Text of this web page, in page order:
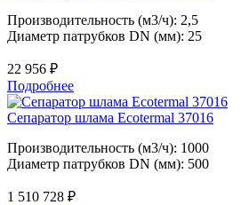
Производительность (м3/ч): 2,5
Диаметр патрубков DN (мм): 25
22 956 ₽
Подробнее
Сепаратор шлама Ecotermal 37016
Производительность (м3/ч): 1000
Диаметр патрубков DN (мм): 500
1 510 728 ₽